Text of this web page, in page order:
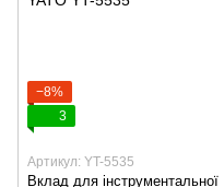
−8%
3
Артикул: YT-5535
Вклад для інструментальної